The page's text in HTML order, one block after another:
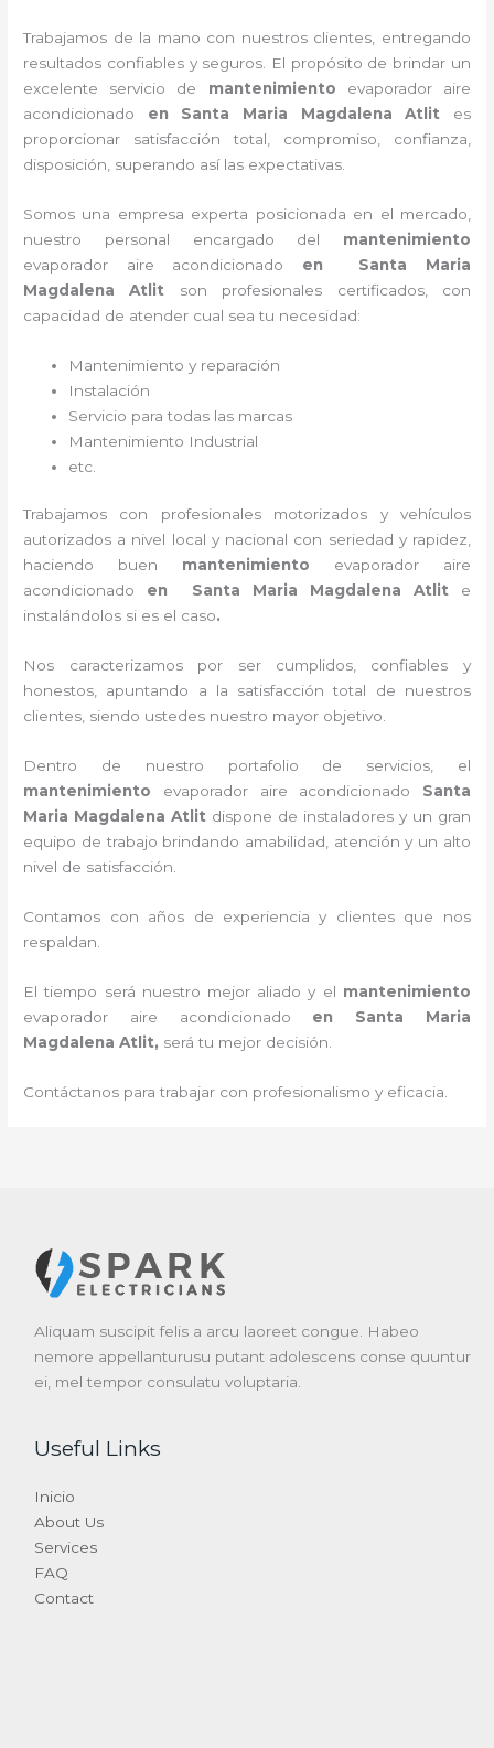
Trabajamos de la mano con nuestros clientes, entregando
resultados confiables y seguros. El propósito de brindar un
excelente servicio de mantenimiento evaporadoraire
acondicionado en Santa Maria Magdalena Atlit
es
proporcionar satisfacción total, compromiso, confianza,
disposición, superando así las expectativas.
Somos una empresa experta posicionada en el mercado,
nuestro personal encargado del mantenimiento
evaporador aire acondicionado en Santa Maria
Magdalena Atlit
son profesionales certificados, con
capacidad de atender cual sea tu necesidad:
Mantenimiento y reparación
Instalación
Servicio para todas las marcas
Mantenimiento Industrial
etc.
Trabajamos con profesionales motorizados y vehículos
autorizados a nivel local y nacional con seriedad y rapidez,
haciendo buen mantenimiento evaporadoraire
acondicionado en Santa Maria Magdalena Atlit e
instalándolos si es el caso.
Nos caracterizamos por ser cumplidos, confiables y
honestos, apuntando a la satisfacción total de nuestros
clientes, siendo ustedes nuestro mayor objetivo.
Dentro de nuestro portafolio de servicios, el
mantenimiento evaporadoraire acondicionado Santa
Maria Magdalena Atlit dispone de instaladores y un gran
equipo de trabajo brindando amabilidad, atención y un alto
nivel de satisfacción.
Contamos con años de experiencia y clientes que nos
respaldan.
El tiempo será nuestro mejor aliado y el mantenimiento
evaporador aire acondicionado en Santa Maria
Magdalena Atlit, será tu mejor decisión.
Contáctanos para trabajar con profesionalismo y eficacia.
Aliquam suscipit felis a arcu laoreet congue. Habeo
nemore appellanturusu putant adolescens conse quuntur
ei, mel tempor consulatu voluptaria.
Useful Links
Inicio
About Us
Services
FAQ
Contact